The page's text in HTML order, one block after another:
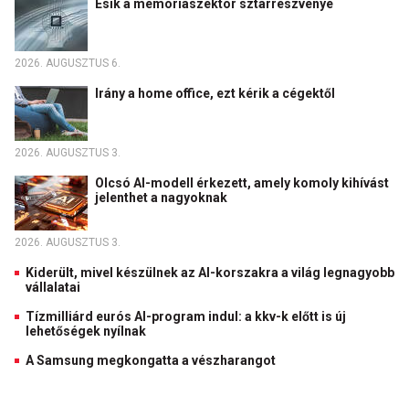
Esik a memóriaszektor sztárrészvénye
2026. AUGUSZTUS 6.
Irány a home office, ezt kérik a cégektől
2026. AUGUSZTUS 3.
Olcsó AI-modell érkezett, amely komoly kihívást
jelenthet a nagyoknak
2026. AUGUSZTUS 3.
Kiderült, mivel készülnek az AI-korszakra a világ legnagyobb
vállalatai
Tízmilliárd eurós AI-program indul: a kkv-k előtt is új
lehetőségek nyílnak
A Samsung megkongatta a vészharangot